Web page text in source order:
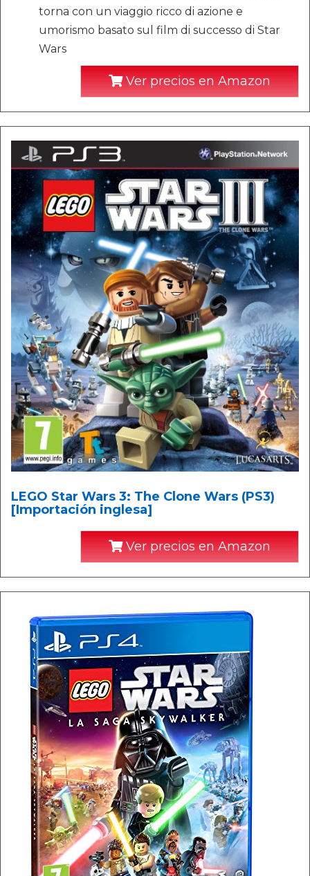
torna con un viaggio ricco di azione e
umorismo basato sul film di successo di Star
Wars
Ver precios en Amazon
LEGO Star Wars 3: The Clone Wars (PS3)
[Importación inglesa]
Ver precios en Amazon